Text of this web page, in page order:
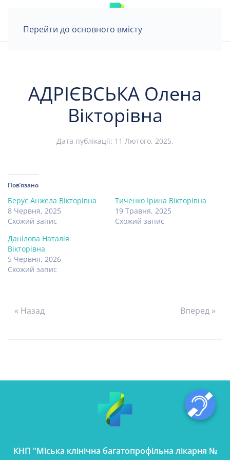
Перейти до основного вмісту
АДРІЄВСЬКА Олена
Вікторівна
Дата публікації: 11 Лютого, 2025.
Пов’язано
Берус Анжела Вікторівна
8 Червня, 2025
Схожий запис
Тиченко Ірина Вікторівна
19 Травня, 2025
Схожий запис
Данілова Наталія
Вікторівна
5 Червня, 2026
Схожий запис
« Назад Вперед »
КНП "Міська клінічна багатопрофільна лікарня №